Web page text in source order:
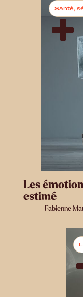
Santé,
Les
estimé
Fabienne